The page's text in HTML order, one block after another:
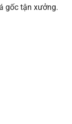
gốc tận xưởng.